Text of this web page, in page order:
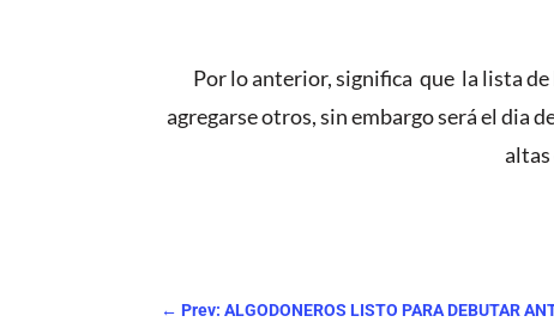
Por lo anterior, significa que la lista de
agregarse otros, sin embargo será el dia
altas
← Prev: ALGODONEROS LISTO PARA DEBUTAR